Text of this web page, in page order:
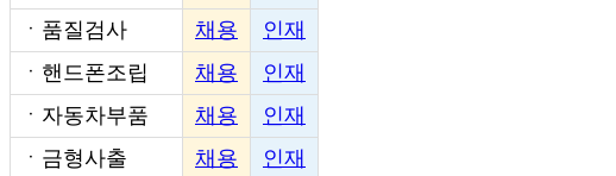
ㆍ 품질검사 채용
인재
ㆍ 핸드폰조립 채용
인재
ㆍ 자동차부품 채용
인재
ㆍ 금형사출 채용
인재